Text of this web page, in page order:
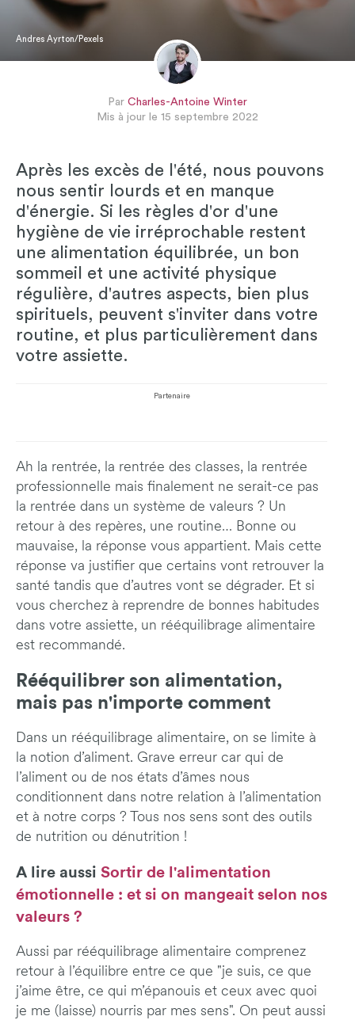
Andres Ayrton/Pexels
Par Charles-Antoine Winter
Mis à jour le 15 septembre 2022
Après les excès de l'été, nous pouvons
nous sentir lourds et en manque
d'énergie. Si les règles d'or d'une
hygiène de vie irréprochable restent
une alimentation équilibrée, un bon
sommeil et une activité physique
régulière, d'autres aspects, bien plus
spirituels, peuvent s'inviter dans votre
routine, et plus particulièrement dans
votre assiette.
Partenaire
Ah la rentrée, la rentrée des classes, la rentrée
professionnelle mais finalement ne serait-ce pas
la rentrée dans un système de valeurs ? Un
retour à des repères, une routine… Bonne ou
mauvaise, la réponse vous appartient. Mais cette
réponse va justifier que certains vont retrouver la
santé tandis que d’autres vont se dégrader. Et si
vous cherchez à reprendre de bonnes habitudes
dans votre assiette, un rééquilibrage alimentaire
est recommandé.
Rééquilibrer son alimentation,
mais pas n'importe comment
Dans un rééquilibrage alimentaire, on se limite à
la notion d’aliment. Grave erreur car qui de
l’aliment ou de nos états d’âmes nous
conditionnent dans notre relation à l’alimentation
et à notre corps ? Tous nos sens sont des outils
de nutrition ou dénutrition !
A lire aussi Sortir de l'alimentation
émotionnelle : et si on mangeait selon nos
valeurs ?
Aussi par rééquilibrage alimentaire comprenez
retour à l’équilibre entre ce que "je suis, ce que
j’aime être, ce qui m’épanouis et ceux avec quoi
je me (laisse) nourris par mes sens". On peut aussi